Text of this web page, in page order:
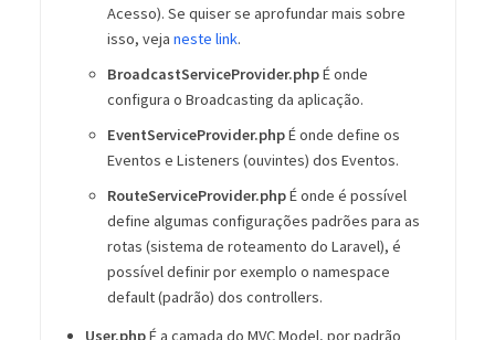
Acesso). Se quiser se aprofundar mais sobre
isso, veja neste link.
BroadcastServiceProvider.phpÉ onde
configura o Broadcasting da aplicação.
EventServiceProvider.phpÉ onde define os
Eventos e Listeners (ouvintes) dos Eventos.
RouteServiceProvider.phpÉ onde é possível
define algumas configurações padrões para as
rotas (sistema de roteamento do Laravel), é
possível definir por exemplo o namespace
default (padrão) dos controllers.
User.phpÉ a camada do MVC Model, por padrão